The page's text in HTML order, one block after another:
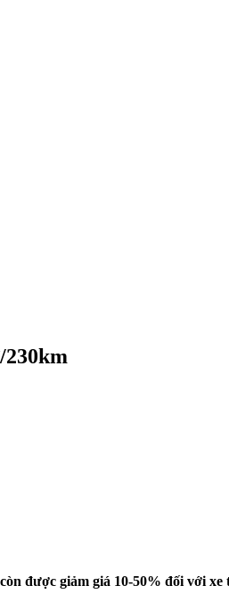
230km
được giảm giá 10-50% đối với xe